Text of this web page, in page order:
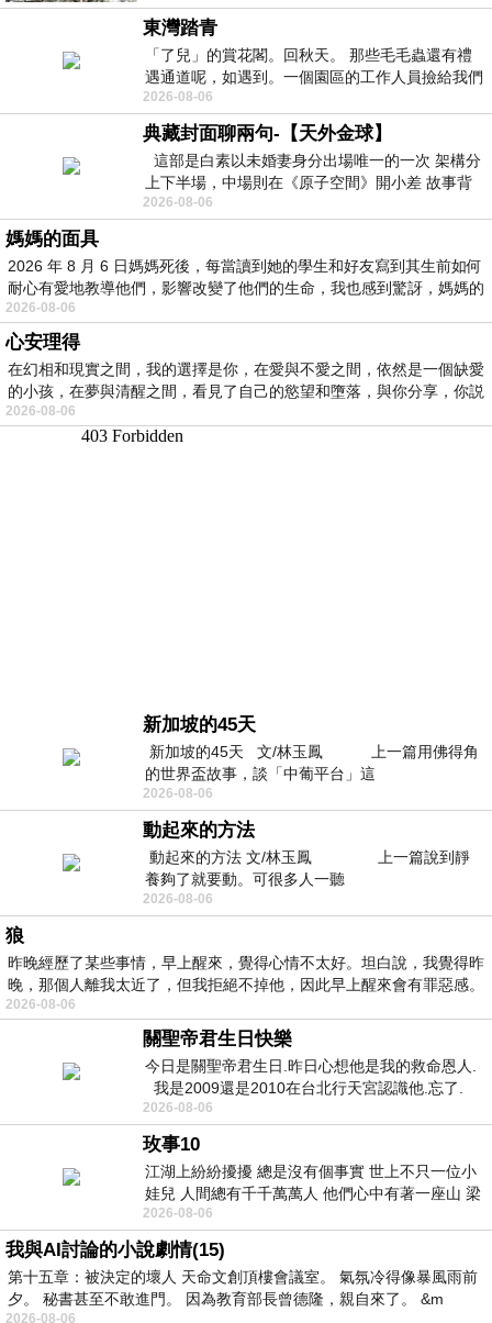
東灣踏青
「了兒」的賞花閣。回秋天。 那些毛毛蟲還有禮
遇通道呢，如遇到。一個園區的工作人員撿給我們
細賞。
2026-08-06
典藏封面聊兩句-【天外金球】
這部是白素以未婚妻身分出場唯一的一次 架構分
上下半場，中場則在《原子空間》開小差 故事背
景影射西藏境外流亡 地下組織
2026-08-06
媽媽的面具
2026 年 8 月 6 日媽媽死後，每當讀到她的學生和好友寫到其生前如何
耐心有愛地教導他們，影響改變了他們的生命，我也感到驚訝，媽媽的
2026-08-06
心安理得
在幻相和現實之間，我的選擇是你，在愛與不愛之間，依然是一個缺愛
的小孩，在夢與清醒之間，看見了自己的慾望和墮落，與你分享，你説
2026-08-06
新加坡的45天
新加坡的45天 文/林玉鳳 上一篇用佛得角
的世界盃故事，談「中葡平台」這
2026-08-06
動起來的方法
動起來的方法 文/林玉鳳 上一篇說到靜
養夠了就要動。可很多人一聽
2026-08-06
狼
昨晚經歷了某些事情，早上醒來，覺得心情不太好。坦白說，我覺得昨
晚，那個人離我太近了，但我拒絕不掉他，因此早上醒來會有罪惡感。
2026-08-06
關聖帝君生日快樂
今日是關聖帝君生日.昨日心想他是我的救命恩人.
我是2009還是2010在台北行天宮認識他.忘了.
一個奇摩交友的網友學
2026-08-06
玫事10
江湖上紛紛擾擾 總是沒有個事實 世上不只一位小
娃兒 人間總有千千萬萬人 他們心中有著一座山 梁
山佛山泰華衡恆嵩 一山之高
2026-08-06
我與AI討論的小說劇情(15)
第十五章：被決定的壞人 天命文創頂樓會議室。 氣氛冷得像暴風雨前
夕。 秘書甚至不敢進門。 因為教育部長曾德隆，親自來了。 &m
2026-08-06